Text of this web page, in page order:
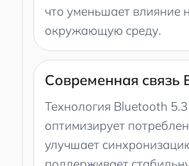
что уменьшает влияние
окружающую среду.
Современная связь
Технология Bluetooth 5.3
оптимизирует
улучшает